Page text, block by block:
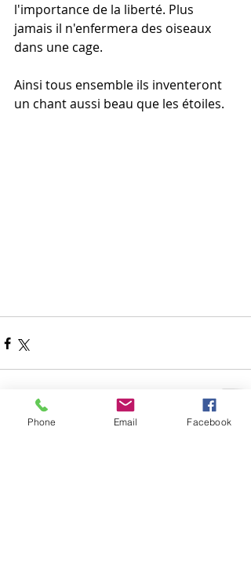
l'importance de la liberté. Plus
jamais il n'enfermera des oiseaux
dans une cage.
Ainsi tous ensemble ils inventeront
un chant aussi beau que les étoiles.
Phone Email Facebook